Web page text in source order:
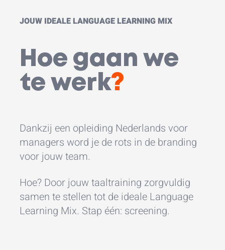
JOUW IDEALE LANGUAGE LEARNING MIX
Hoe gaan we
te werk?
Dankzij een opleiding Nederlands voor
managers word je de rots in de branding
voor jouw team.
Hoe? Door jouw taaltraining zorgvuldig
samen te stellen tot de ideale Language
Learning Mix. Stap één: screening.